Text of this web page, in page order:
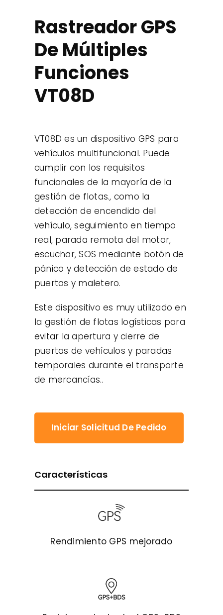
Casos de uso
Rastreador GPS
De Múltiples
Funciones
VT08D
VT08D es un dispositivo GPS para
vehículos multifuncional. Puede
cumplir con los requisitos
funcionales de la mayoría de la
gestión de flotas., como la
detección de encendido del
vehículo, seguimiento en tiempo
real, parada remota del motor,
escuchar, SOS mediante botón de
pánico y detección de estado de
puertas y maletero.
Este dispositivo es muy utilizado en
la gestión de flotas logísticas para
evitar la apertura y cierre de
puertas de vehículos y paradas
temporales durante el transporte
de mercancías..
Iniciar Solicitud De Pedido
Características
Rendimiento GPS mejorado